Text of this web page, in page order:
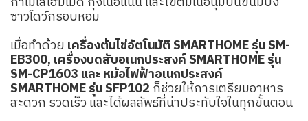
ซาวโดว์กรอบหอม
เมื่อทำด้วย เครื่องต้มไข่อัตโนมัติ SMARTHOME รุ่น SM-
EB300, เครื่องบดสับอเนกประสงค์ SMARTHOME รุ่น
SM-CP1603 และ หม้อไฟฟ้าอเนกประสงค์
SMARTHOME รุ่น SFP102 ก็ช่วยให้การเตรียมอาหาร
สะดวก รวดเร็ว และได้ผลลัพธ์ที่น่าประทับใจในทุกขั้นตอน